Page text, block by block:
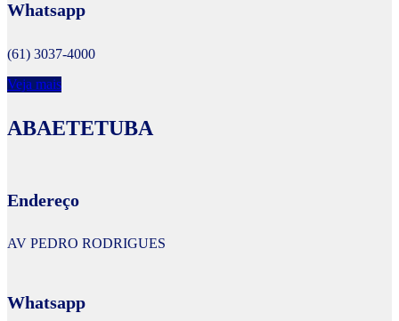
Whatsapp
(61) 3037-4000
Veja mais
ABAETETUBA
Endereço
AV PEDRO RODRIGUES
Whatsapp